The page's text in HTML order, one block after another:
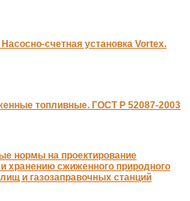
счетная установка Vortex.
топливные. ГОСТ Р 52087-2003
нормы на проектирование
хранению сжиженного природного
и газозаправочных станций